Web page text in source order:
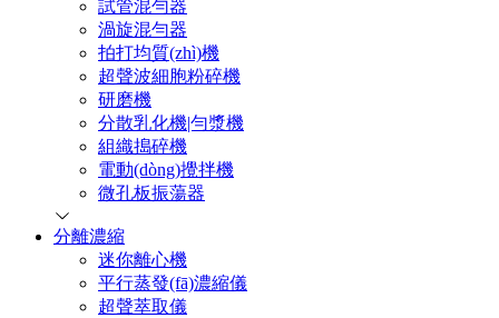
試管混勻器
渦旋混勻器
拍打均質(zhì)機
超聲波細胞粉碎機
研磨機
分散乳化機|勻漿機
組織搗碎機
電動(dòng)攪拌機
微孔板振蕩器
分離濃縮
迷你離心機
平行蒸發(fā)濃縮儀
超聲萃取儀